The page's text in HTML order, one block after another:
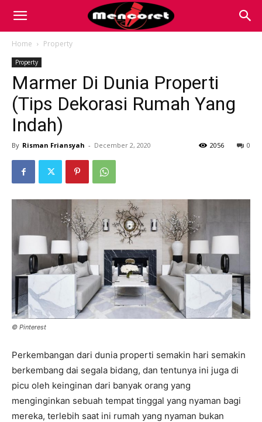
Mencoret
Breaking
the
Home Property
Property
Marmer Di Dunia Properti
(Tips Dekorasi Rumah Yang
Indah)
By Risman Friansyah - December 2, 2020 0
2056
© Pinterest
Perkembangan dari dunia properti semakin hari semakin
berkembang dai segala bidang, dan tentunya ini juga di
picu oleh keinginan dari banyak orang yang
menginginkan sebuah tempat tinggal yang nyaman bagi
mereka, terlebih saat ini rumah yang nyaman bukan